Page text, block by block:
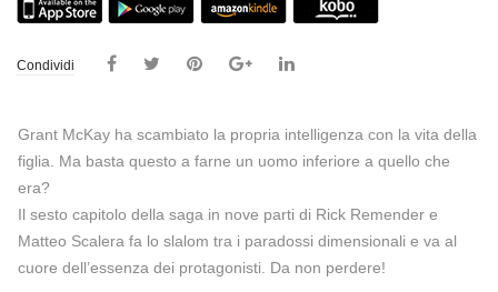
Condividi
Grant McKay ha scambiato la propria intelligenza con la vita della
figlia. Ma basta questo a farne un uomo inferiore a quello che
era?
Il sesto capitolo della saga in nove parti di Rick Remender e
Matteo Scalera fa lo slalom tra i paradossi dimensionali e va al
cuore dell’essenza dei protagonisti. Da non perdere!